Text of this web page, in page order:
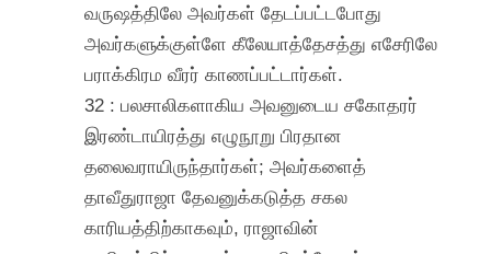
வருஷத்திலே அவர்கள் தேடப்பட்டபோது
அவர்களுக்குள்ளே கீலேயாத்தேசத்து எசேரிலே
பராக்கிரம வீரர் காணப்பட்டார்கள்.
32 : பலசாலிகளாகிய அவனுடைய சகோதரர்
இரண்டாயிரத்து எழுநூறு பிரதான
தலைவராயிருந்தார்கள்; அவர்களைத்
தாவீதுராஜா தேவனுக்கடுத்த சகல
காரியத்திற்காகவும், ராஜாவின்